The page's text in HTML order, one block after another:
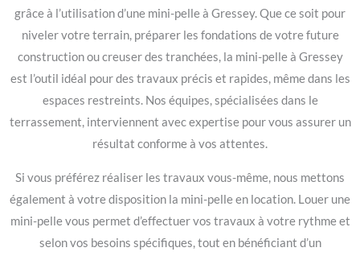
grâce à l’utilisation d’une mini-pelle à Gressey. Que ce soit pour
niveler votre terrain, préparer les fondations de votre future
construction ou creuser des tranchées, la mini-pelle à Gressey
est l’outil idéal pour des travaux précis et rapides, même dans les
espaces restreints. Nos équipes, spécialisées dans le
terrassement, interviennent avec expertise pour vous assurer un
résultat conforme à vos attentes.
Si vous préférez réaliser les travaux vous-même, nous mettons
également à votre disposition la mini-pelle en location. Louer une
mini-pelle vous permet d’effectuer vos travaux à votre rythme et
selon vos besoins spécifiques, tout en bénéficiant d’un